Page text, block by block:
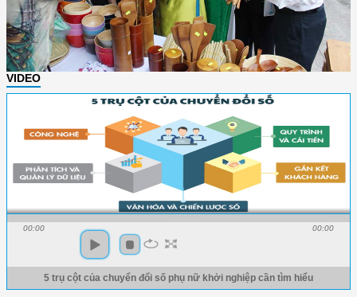
VIDEO
00:00 00:00
5 trụ cột của chuyển đổi số phụ nữ khởi nghiệp cần tìm hiểu